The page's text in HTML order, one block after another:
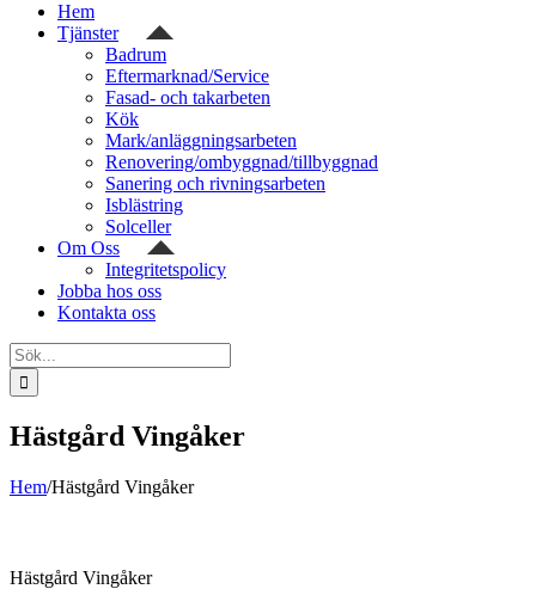
Hem
Tjänster
Badrum
Eftermarknad/Service
Fasad- och takarbeten
Kök
Mark/anläggningsarbeten
Renovering/ombyggnad/tillbyggnad
Sanering och rivningsarbeten
Isblästring
Solceller
Om Oss
Integritetspolicy
Jobba hos oss
Kontakta oss
Sök
efter:
Hästgård Vingåker
Hem/Hästgård Vingåker
Hästgård Vingåker